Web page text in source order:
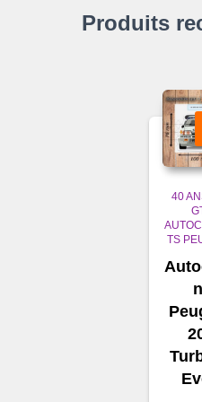
Produits
40
TS